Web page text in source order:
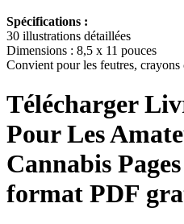
Spécifications :
30 illustrations détaillées
Dimensions : 8,5 x 11 pouces
Convient pour les feutres, crayons
Télécharger
Pour Les
Cannabis
format PDF